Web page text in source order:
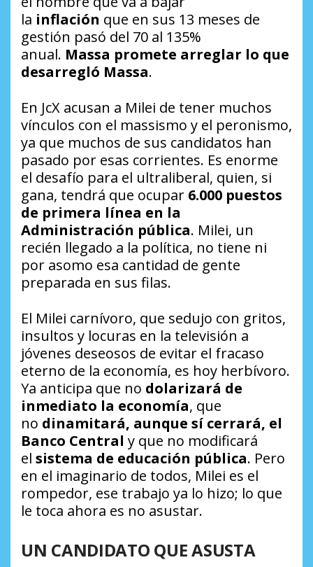
la inflación que en sus 13 meses de
gestión pasó del 70 al 135%
anual. Massa promete arreglar lo que
desarregló Massa.
En JcX acusan a Milei de tener muchos
vínculos con el massismo y el peronismo,
ya que muchos de sus candidatos han
pasado por esas corrientes. Es enorme
el desafío para el ultraliberal, quien, si
gana, tendrá que ocupar 6.000 puestos
de primera línea en la
Administración pública. Milei, un
recién llegado a la política, no tiene ni
por asomo esa cantidad de gente
preparada en sus filas.
El Milei carnívoro, que sedujo con gritos,
insultos y locuras en la televisión a
jóvenes deseosos de evitar el fracaso
eterno de la economía, es hoy herbívoro.
Ya anticipa que no dolarizará de
inmediato la economía, que
no dinamitará, aunque sí cerrará, el
Banco Central y que no modificará
el sistema de educación pública. Pero
en el imaginario de todos, Milei es el
rompedor, ese trabajo ya lo hizo; lo que
le toca ahora es no asustar.
UN CANDIDATO QUE ASUSTA